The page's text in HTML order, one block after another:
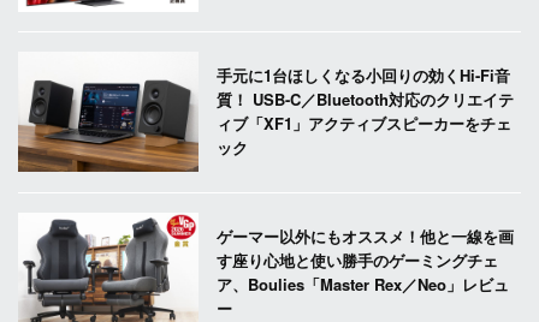
手元に1台ほしくなる小回りの効くHi-Fi音
質！ USB-C／Bluetooth対応のクリエイテ
ィブ「XF1」アクティブスピーカーをチェ
ック
ゲーマー以外にもオススメ！他と一線を画
す座り心地と使い勝手のゲーミングチェ
ア、Boulies「Master Rex／Neo」レビュ
ー